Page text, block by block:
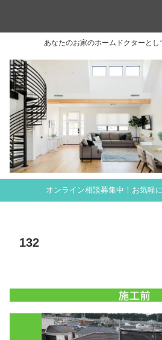
あなたのお家のホームドクターとし
オンライン相談募集中！お気軽
132